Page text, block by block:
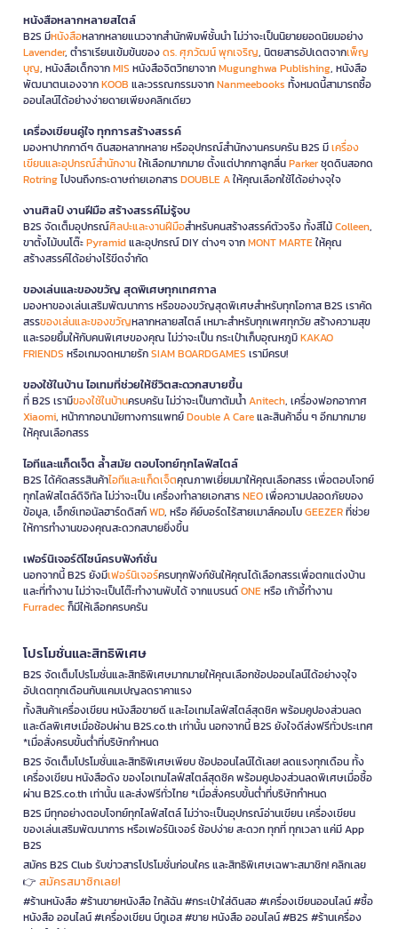
หนังสือหลากหลายสไตล์
B2S มีหนังสือหลากหลายแนวจากสำนักพิมพ์ชั้นนำ ไม่ว่าจะเป็นนิยายยอดนิยมอย่าง
Lavender, ตำราเรียนเข้มข้นของดร. ศุภวัฒน์ พุกเจริญ, นิตยสารอัปเดตจากเพ็ญ
บุญ, หนังสือเด็กจากMIS หนังสือจิตวิทยาจากMugunghwa Publishing, หนังสือ
พัฒนาตนเองจากKOOB และวรรณกรรมจากNanmeebooks ทั้งหมดนี้สามารถซื้อ
ออนไลน์ได้อย่างง่ายดายเพียงคลิกเดียว
เครื่องเขียนคู่ใจ ทุกการสร้างสรรค์
มองหาปากกาดีๆ ดินสอหลากหลาย หรืออุปกรณ์สำนักงานครบครัน B2S มีเครื่อง
เขียนและอุปกรณ์สำนักงานให้เลือกมากมาย ตั้งแต่ปากกาลูกลื่นParkerชุดดินสอกด
Rotringไปจนถึงกระดาษถ่ายเอกสารDOUBLE Aให้คุณเลือกใช้ได้อย่างจุใจ
งานศิลป์ งานฝีมือ สร้างสรรค์ไม่รู้จบ
B2S จัดเต็มอุปกรณ์ศิลปะและงานฝีมือสำหรับคนสร้างสรรค์ตัวจริง ทั้งสีไม้Colleen,
ขาตั้งไม้บนโต๊ะPyramidและอุปกรณ์ DIY ต่างๆ จากMONT MARTEให้คุณ
สร้างสรรค์ได้อย่างไร้ขีดจำกัด
ของเล่นและของขวัญ สุดพิเศษทุกเทศกาล
มองหาของเล่นเสริมพัฒนาการ หรือของขวัญสุดพิเศษสำหรับทุกโอกาส B2S เราคัด
สรรของเล่นและของขวัญหลากหลายสไตล์ เหมาะสำหรับทุกเพศทุกวัย สร้างความสุข
และรอยยิ้มให้กับคนพิเศษของคุณ ไม่ว่าจะเป็น กระเป๋าเก็บอุณหภูมิKAKAO
FRIENDS หรือเกมจดหมายรักSIAM BOARDGAMES เรามีครบ!
ของใช้ในบ้าน ไอเทมที่ช่วยให้ชีวิตสะดวกสบายขึ้น
ที่ B2S เรามีของใช้ในบ้านครบครัน ไม่ว่าจะเป็นกาต้มน้ำAnitech, เครื่องฟอกอากาศ
Xiaomi, หน้ากากอนามัยทางการแพทย์Double A Careและสินค้าอื่น ๆ อีกมากมาย
ให้คุณเลือกสรร
ไอทีและแก็ดเจ็ต ล้ำสมัย ตอบโจทย์ทุกไลฟ์สไตล์
B2S ได้คัดสรรสินค้าไอทีและแก็ดเจ็ตคุณภาพเยี่ยมมาให้คุณเลือกสรร เพื่อตอบโจทย์
ทุกไลฟ์สไตล์ดิจิทัล ไม่ว่าจะเป็น เครื่องทำลายเอกสารNEOเพื่อความปลอดภัยของ
ข้อมูล, เอ็กซ์เทอนัลฮาร์ดดิสก์WD, หรือ คีย์บอร์ดไร้สายเมาส์คอมโบGEEZERที่ช่วย
ให้การทำงานของคุณสะดวกสบายยิ่งขึ้น
เฟอร์นิเจอร์ดีไซน์ครบฟังก์ชั่น
นอกจากนี้ B2S ยังมีเฟอร์นิเจอร์ครบทุกฟังก์ชันให้คุณได้เลือกสรรเพื่อตกแต่งบ้าน
และที่ทำงาน ไม่ว่าจะเป็นโต๊ะทำงานพับได้ จากแบรนด์ONEหรือ เก้าอี้ทำงาน
Furradecก็มีให้เลือกครบครัน
โปรโมชั่นและสิทธิพิเศษ
B2S จัดเต็มโปรโมชั่นและสิทธิพิเศษมากมายให้คุณเลือกช้อปออนไลน์ได้อย่างจุใจ
อัปเดตทุกเดือนกับแคมเปญลดราคาแรง
ทั้งสินค้าเครื่องเขียน หนังสือขายดี และไอเทมไลฟ์สไตล์สุดชิค พร้อมคูปองส่วนลด
และดีลพิเศษเมื่อช้อปผ่าน B2S.co.th เท่านั้น นอกจากนี้ B2S ยังใจดีส่งฟรีทั่วประเทศ
*เมื่อสั่งครบขั้นต่ำที่บริษัทกำหนด
B2S จัดเต็มโปรโมชั่นและสิทธิพิเศษเพียบ ช้อปออนไลน์ได้เลย! ลดแรงทุกเดือน ทั้ง
เครื่องเขียน หนังสือดัง ของไอเทมไลฟ์สไตล์สุดชิค พร้อมคูปองส่วนลดพิเศษเมื่อซื้อ
ผ่าน B2S.co.th เท่านั้น และส่งฟรีทั่วไทย *เมื่อสั่งครบขั้นต่ำที่บริษัทกำหนด
B2S มีทุกอย่างตอบโจทย์ทุกไลฟ์สไตล์ ไม่ว่าจะเป็นอุปกรณ์อ่านเขียน เครื่องเขียน
ของเล่นเสริมพัฒนาการ หรือเฟอร์นิเจอร์ ช้อปง่าย สะดวก ทุกที่ ทุกเวลา แค่มี App
B2S
สมัคร B2S Club รับข่าวสารโปรโมชั่นก่อนใคร และสิทธิพิเศษเฉพาะสมาชิก! คลิกเลย
👉 สมัครสมาชิกเลย!
#ร้านหนังสือ #ร้านขายหนังสือ ใกล้ฉัน #กระเป๋าใส่ดินสอ #เครื่องเขียนออนไลน์ #ซื้อ
หนังสือ ออนไลน์ #เครื่องเขียน บีทูเอส #ขาย หนังสือ ออนไลน์ #B2S #ร้านเครื่อง